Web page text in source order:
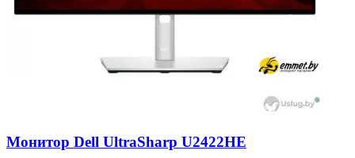
Монитор Dell UltraSharp U2422HE